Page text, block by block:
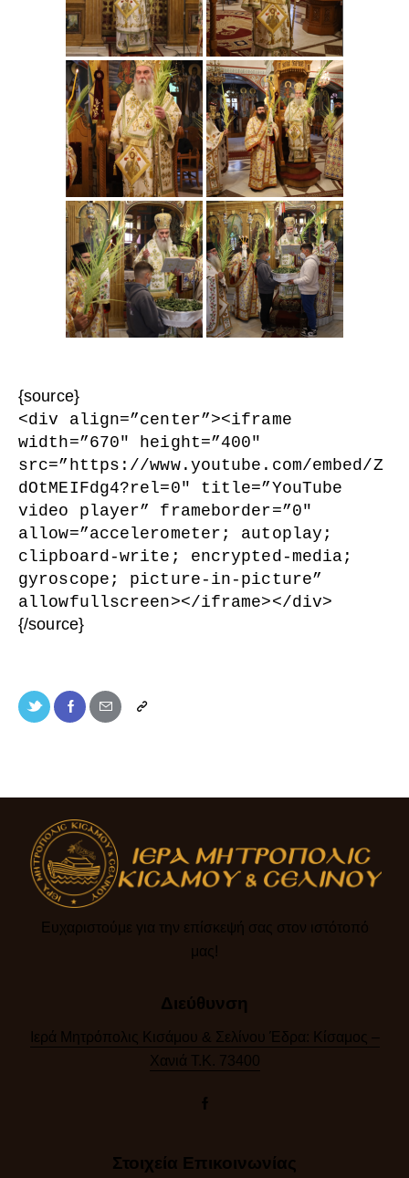
{source}
<div align=”center”><iframe
width=”670″ height=”400″
src=”https://www.youtube.com/embed/Z
dOtMEIFdg4?rel=0″ title=”YouTube
video player” frameborder=”0″
allow=”accelerometer; autoplay;
clipboard-write; encrypted-media;
gyroscope; picture-in-picture”
allowfullscreen></iframe></div>
{/source}
Ευχαριστούμε για την επίσκεψή σας στον ιστότοπό
μας!​
Διεύθυνση
Ιερά Μητρόπολις Κισάμου & Σελίνου Έδρα: Κίσαμος –
Χανιά Τ.Κ. 73400
Στοιχεία Επικοινωνίας